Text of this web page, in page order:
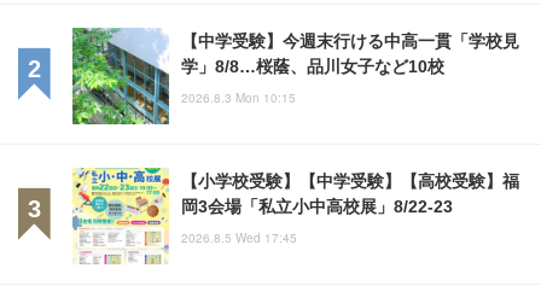
【中学受験】今週末行ける中高一貫「学校見
学」8/8…桜蔭、品川女子など10校
2026.8.3 Mon 10:15
【小学校受験】【中学受験】【高校受験】福
岡3会場「私立小中高校展」8/22-23
2026.8.5 Wed 17:45